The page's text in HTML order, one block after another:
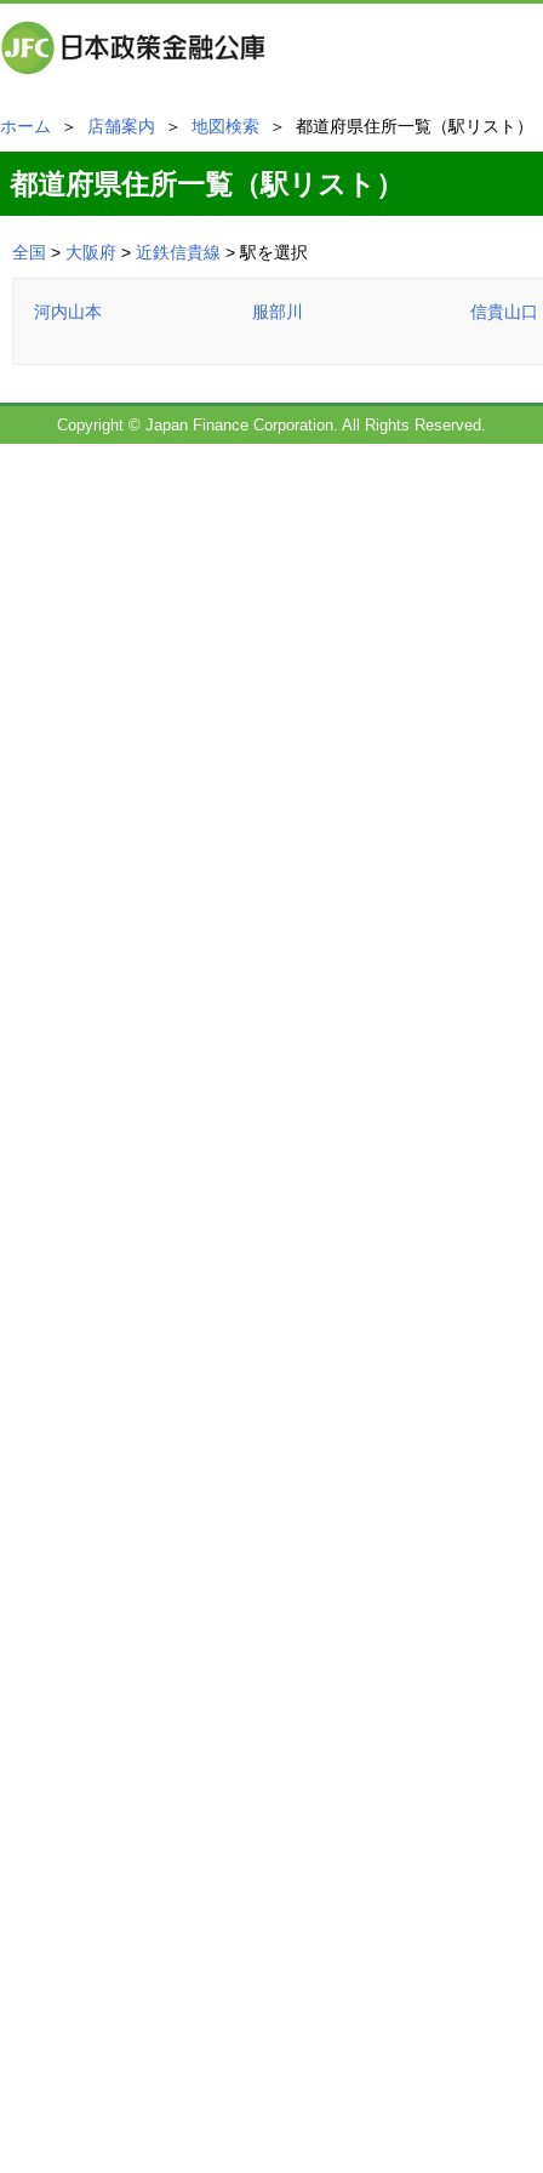
ホーム ＞ 店舗案内 ＞ 地図検索 ＞ 都道府県住所一覧（駅リスト）
都道府県住所一覧（駅リスト）
全国 > 大阪府 > 近鉄信貴線 > 駅を選択
河内山本 服部川 信貴山口
Copyright © Japan Finance Corporation. All Rights Reserved.